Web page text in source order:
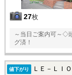
27枚
～当日ご案内可～◇
グ済！
値下がり ＬＥ－ＬＩＯＮ